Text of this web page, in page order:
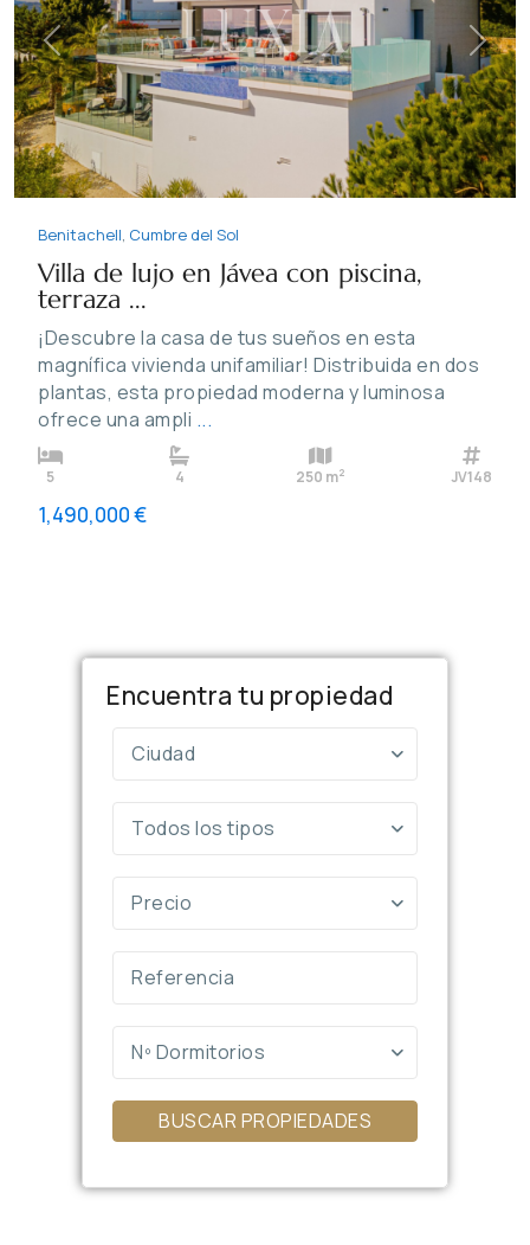
Previous Next
Benitachell Cumbre del Sol
Villa de lujo en Jávea con piscina,
terraza ...
¡Descubre la casa de tus sueños en esta
magnífica vivienda unifamiliar! Distribuida en dos
plantas, esta propiedad moderna y luminosa
ofrece una ampli ...
5 4 250 m2 JV148
1,490,000 €
Encuentra tu propiedad
Ciudad
Todos los tipos
Precio
Nº Dormitorios
BUSCAR PROPIEDADES